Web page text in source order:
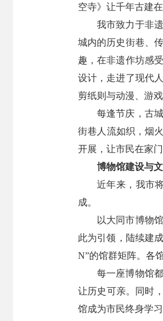
空寺》让千年古建
我市致力于非
城内的历史街巷、
趣，在非遗作坊感
设计，走进了现代
剪纸则与动漫、游
每逢节庆，古
街巷人流如织，烟
开展，让市民在家
博物馆建设与
近年来，我市
成。
以大同市博物
此为引领，陆续建
N”的馆群矩阵。各
每一座博物馆
让历史可亲。同时
馆成为市民终身学